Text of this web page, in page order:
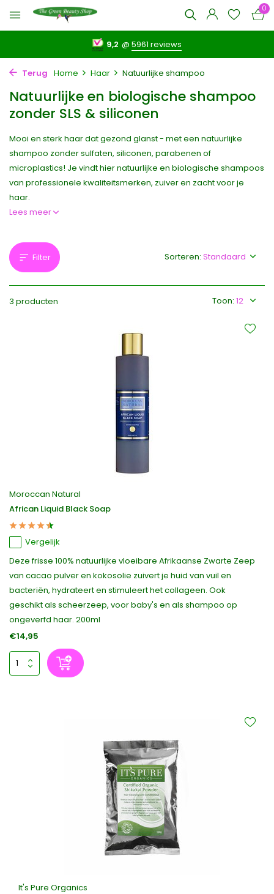
0
9,2 @5961 reviews
Terug Home Haar Natuurlijke shampoo
Natuurlijke en biologische shampoo
zonder SLS & siliconen
Mooi en sterk haar dat gezond glanst - met een natuurlijke
shampoo zonder sulfaten, siliconen, parabenen of
microplastics! Je vindt hier natuurlijke en biologische shampoos
van professionele kwaliteitsmerken, zuiver en zacht voor je
haar.
Lees meer
Filter
3 producten Toon:
Sorteren:
Moroccan Natural
African Liquid Black Soap
Vergelijk
Deze frisse 100% natuurlijke vloeibare Afrikaanse Zwarte Zeep
van cacao pulver en kokosolie zuivert je huid van vuil en
bacteriën, hydrateert en stimuleert het collageen. Ook
geschikt als scheerzeep, voor baby's en als shampoo op
ongeverfd haar. 200ml
€14,95
It's Pure Organics